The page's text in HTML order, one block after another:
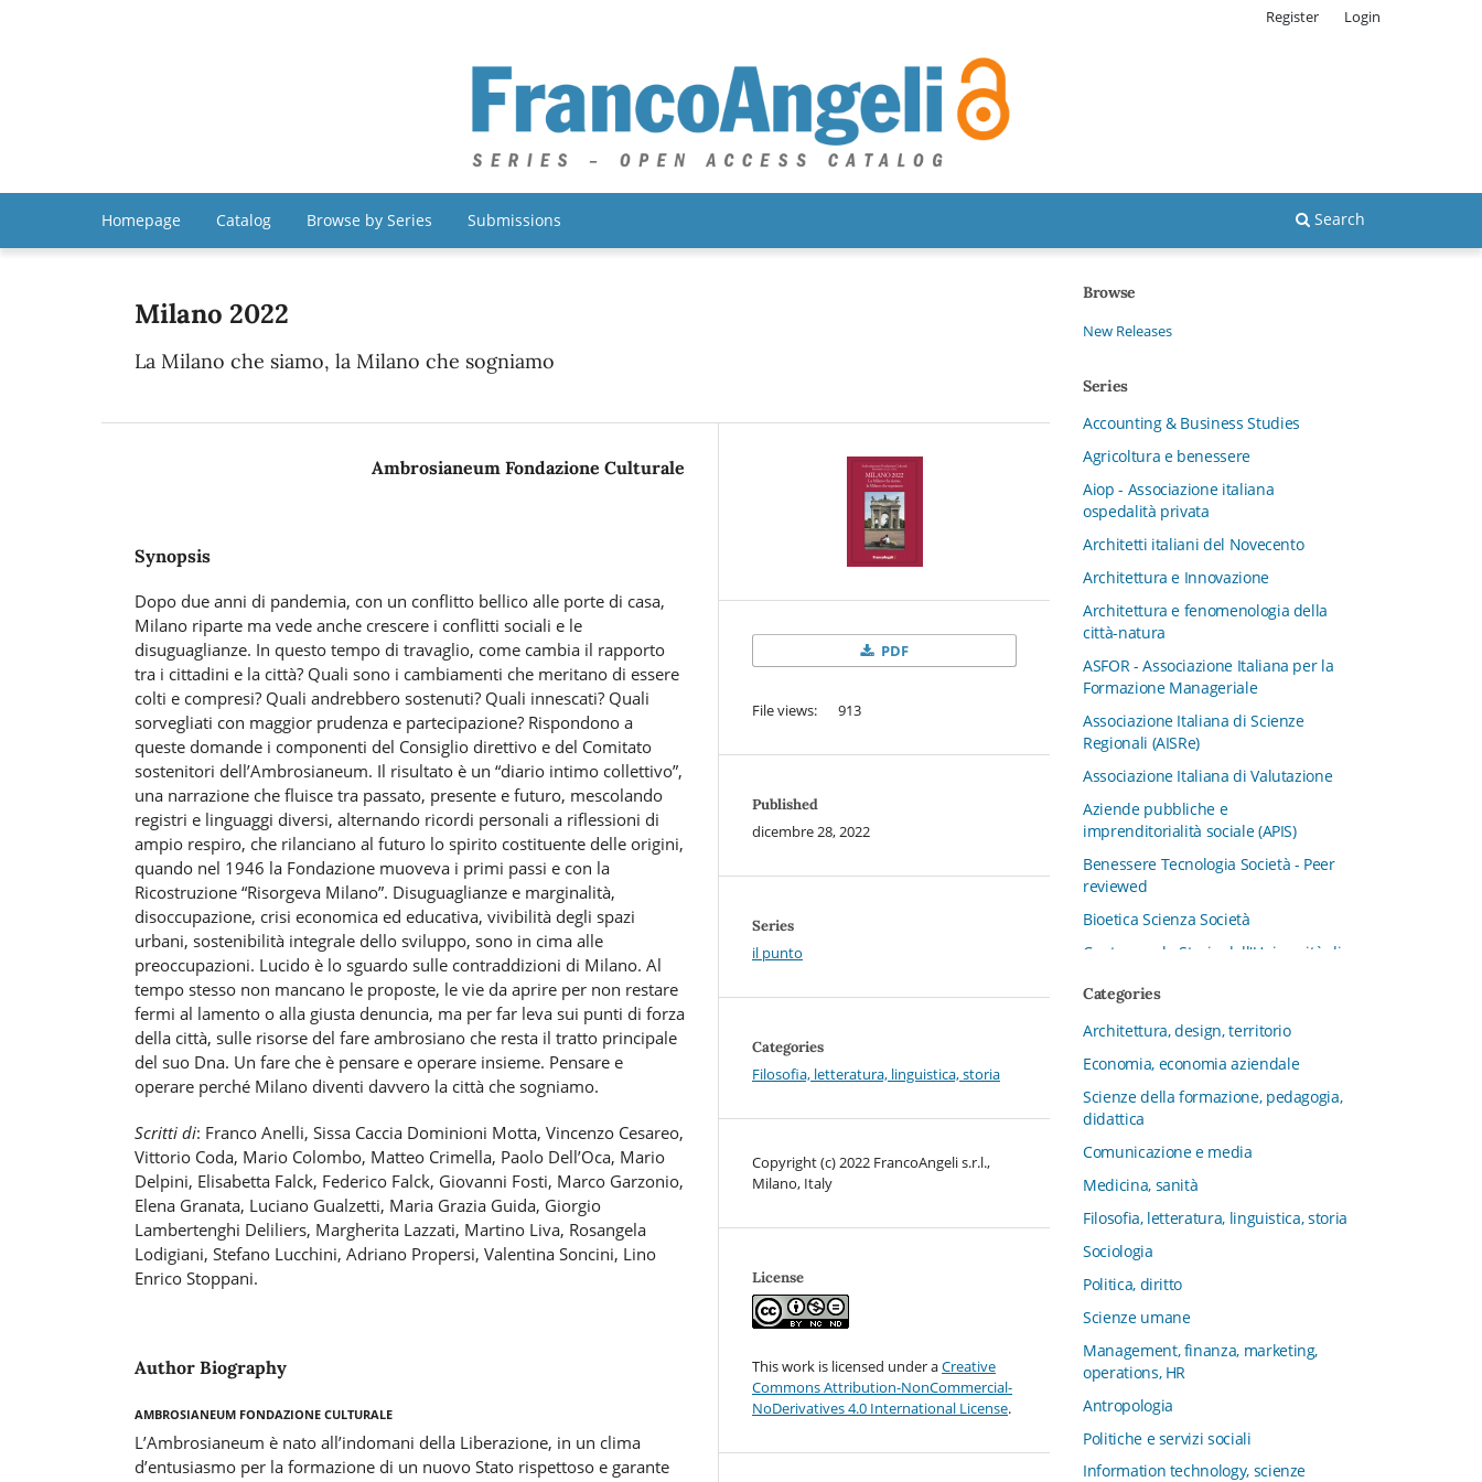
Homepage Catalog Browse by Series Submissions Search
Register Login
Milano 2022
La Milano che siamo, la Milano che sogniamo
Ambrosianeum Fondazione Culturale
Synopsis
Dopo due anni di pandemia, con un conflitto bellico alle porte di casa,
Milano riparte ma vede anche crescere i conflitti sociali e le
disuguaglianze. In questo tempo di travaglio, come cambia il rapporto
tra i cittadini e la città? Quali sono i cambiamenti che meritano di essere
colti e compresi? Quali andrebbero sostenuti? Quali innescati? Quali
sorvegliati con maggior prudenza e partecipazione? Rispondono a
queste domande i componenti del Consiglio direttivo e del Comitato
sostenitori dell’Ambrosianeum. Il risultato è un “diario intimo collettivo”,
una narrazione che fluisce tra passato, presente e futuro, mescolando
registri e linguaggi diversi, alternando ricordi personali a riflessioni di
ampio respiro, che rilanciano al futuro lo spirito costituente delle origini,
quando nel 1946 la Fondazione muoveva i primi passi e con la
Ricostruzione “Risorgeva Milano”. Disuguaglianze e marginalità,
disoccupazione, crisi economica ed educativa, vivibilità degli spazi
urbani, sostenibilità integrale dello sviluppo, sono in cima alle
preoccupazioni. Lucido è lo sguardo sulle contraddizioni di Milano. Al
tempo stesso non mancano le proposte, le vie da aprire per non restare
fermi al lamento o alla giusta denuncia, ma per far leva sui punti di forza
della città, sulle risorse del fare ambrosiano che resta il tratto principale
del suo Dna. Un fare che è pensare e operare insieme. Pensare e
operare perché Milano diventi davvero la città che sogniamo.
Scritti di: Franco Anelli, Sissa Caccia Dominioni Motta, Vincenzo Cesareo,
Vittorio Coda, Mario Colombo, Matteo Crimella, Paolo Dell’Oca, Mario
Delpini, Elisabetta Falck, Federico Falck, Giovanni Fosti, Marco Garzonio,
Elena Granata, Luciano Gualzetti, Maria Grazia Guida, Giorgio
Lambertenghi Deliliers, Margherita Lazzati, Martino Liva, Rosangela
Lodigiani, Stefano Lucchini, Adriano Propersi, Valentina Soncini, Lino
Enrico Stoppani.
Author Biography
Ambrosianeum Fondazione Culturale
L’Ambrosianeum è nato all’indomani della Liberazione, in un clima
d’entusiasmo per la formazione di un nuovo Stato rispettoso e garante
PDF
File views: 913
Published
dicembre 28, 2022
Series
il punto
Categories
Filosofia, letteratura, linguistica, storia
Copyright (c) 2022 FrancoAngeli s.r.l.,
Milano, Italy
License
This work is licensed under aCreative
Commons Attribution-NonCommercial-
NoDerivatives 4.0 International License.
Browse
New Releases
Series
Accounting & Business Studies
Agricoltura e benessere
Aiop - Associazione italiana
ospedalità privata
Architetti italiani del Novecento
Architettura e Innovazione
Architettura e fenomenologia della
città-natura
ASFOR - Associazione Italiana per la
Formazione Manageriale
Associazione Italiana di Scienze
Regionali (AISRe)
Associazione Italiana di Valutazione
Aziende pubbliche e
imprenditorialità sociale (APIS)
Benessere Tecnologia Società - Peer
reviewed
Bioetica Scienza Società
Centro per la Storia dell'Università di
CFMT - Terziario Futuro
Channel & Retail Lab
Civiltà in tavola. La cultura del cibo
tra tradizioni, storia e diritto
Collana del Dipartimento di Scienze
Aziendali, Management e Innovation
Sociologia e Diritto dell’Economia
Università di Bologna
Collana di Clinica della formazione
Collana di Ragioneria ed Economia
Aziendale - SIDREA
Collana di Storia delle istituzioni
l’Infanzia
Categories
Architettura, design, territorio
Economia, economia aziendale
Scienze della formazione, pedagogia,
didattica
Comunicazione e media
Medicina, sanità
Filosofia, letteratura, linguistica, storia
Sociologia
Politica, diritto
Scienze umane
Management, finanza, marketing,
operations, HR
Antropologia
Politiche e servizi sociali
Information technology, scienze